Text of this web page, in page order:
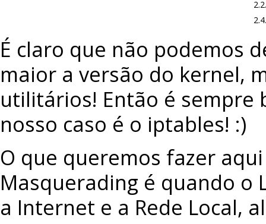
É claro que não podemos
maior a versão do kernel,
utilitários! Então é sempre
nosso caso é o iptables! :)
O que queremos fazer
Masquerading é quando o
a Internet e a Rede Local,